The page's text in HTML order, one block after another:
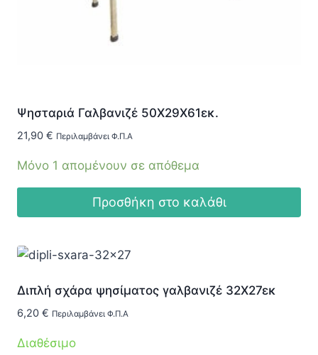
Ψησταριά Γαλβανιζέ 50Χ29Χ61εκ.
21,90 € Περιλαμβάνει Φ.Π.Α
Μόνο 1 απομένουν σε απόθεμα
Προσθήκη στο καλάθι
Διπλή σχάρα ψησίματος γαλβανιζέ 32Χ27εκ
6,20 € Περιλαμβάνει Φ.Π.Α
Διαθέσιμο